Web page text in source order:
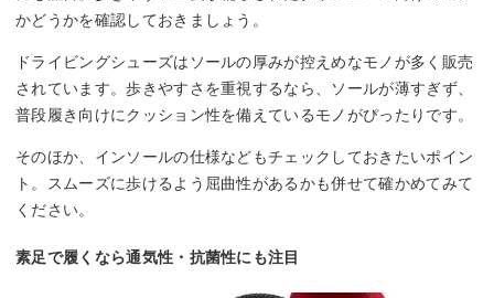
かどうかを確認しておきましょう。
ドライビングシューズはソールの厚みが控えめなモノが多く販売
されています。歩きやすさを重視するなら、ソールが薄すぎず、
普段履き向けにクッション性を備えているモノがぴったりです。
そのほか、インソールの仕様などもチェックしておきたいポイン
ト。スムーズに歩けるよう屈曲性があるかも併せて確かめてみて
ください。
素足で履くなら通気性・抗菌性にも注目